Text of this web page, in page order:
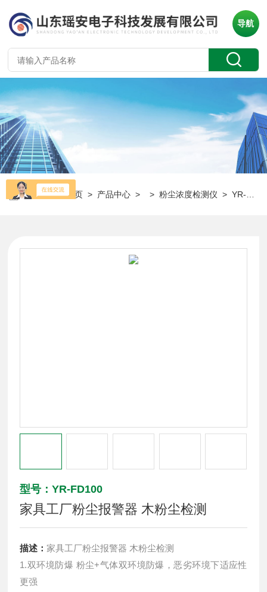
导航
当前位置：首页 > 产品中心 > >粉尘浓度检测仪 > YR-FD100家具工厂粉尘报警器 木粉尘检测
型号：YR-FD100
家具工厂粉尘报警器 木粉尘检测
描述： 家具工厂粉尘报警器 木粉尘检测
1.双环境防爆 粉尘+气体双环境防爆，恶劣环境下适应性
更强